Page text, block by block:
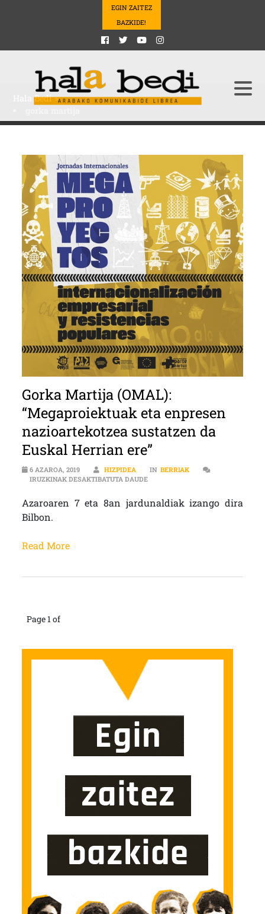
EGIN ZAITEZ
BAZKIDE!
Hala Bedi>
Gorka Martija (OMAL):
“Megaproiektuak eta enpresen
nazioartekotzea sustatzen da
Euskal Herrian ere”
6 AZAROA, 2019 HIZPIDEA IN BERRIAK
IRUZKINAK DESAKTIBATUTA DAUDEGORKA MARTIJA (OMAL):
Azaroaren 7 eta 8an jardunaldiak izango dira
Bilbon.
Read More
Page 1 of